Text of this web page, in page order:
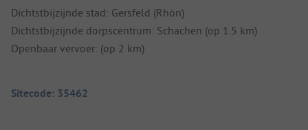
Dichtstbijzijnde stad: Gersfeld (Rhön)
Dichtstbijzijnde dorpscentrum: Schachen (op 1.5 km)
Openbaar vervoer: (op 2 km)
Sitecode: 35462